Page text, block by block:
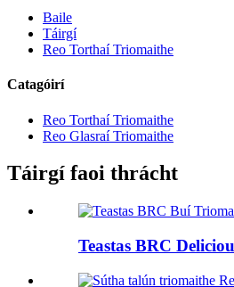
Baile
Táirgí
Reo Torthaí Triomaithe
Catagóirí
Reo Torthaí Triomaithe
Reo Glasraí Triomaithe
Táirgí faoi thrácht
Teastas BRC